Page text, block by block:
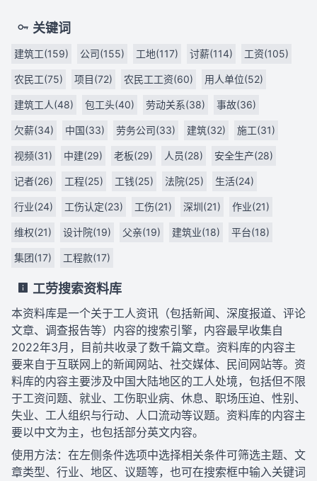
关键词
建筑工(159) 公司(155) 工地(117) 讨薪(114) 工资(105)
农民工(75) 项目(72) 农民工工资(60) 用人单位(52)
建筑工人(48) 包工头(40) 劳动关系(38) 事故(36)
欠薪(34) 中国(33) 劳务公司(33) 建筑(32) 施工(31)
视频(31) 中建(29) 老板(29) 人员(28) 安全生产(28)
记者(26) 工程(25) 工钱(25) 法院(25) 生活(24)
行业(24) 工伤认定(23) 工伤(21) 深圳(21) 作业(21)
维权(21) 设计院(19) 父亲(19) 建筑业(18) 平台(18)
集团(17) 工程款(17)
工劳搜索资料库
本资料库是一个关于工人资讯（包括新闻、深度报道、评论
文章、调查报告等）内容的搜索引擎，内容最早收集自
2022年3月，目前共收录了数千篇文章。资料库的内容主
要来自于互联网上的新闻网站、社交媒体、民间网站等。资
料库的内容主要涉及中国大陆地区的工人处境，包括但不限
于工资问题、就业、工伤职业病、休息、职场压迫、性别、
失业、工人组织与行动、人口流动等议题。资料库的内容主
要以中文为主，也包括部分英文内容。
使用方法：在左侧条件选项中选择相关条件可筛选主题、文
章类型、行业、地区、议题等，也可在搜索框中输入关键词